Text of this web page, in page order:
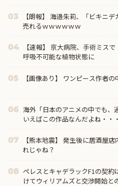
03
【朗報】 海邉朱莉、「ビキニ
売れるｗｗｗｗｗｗ
04
【速報】 京大病院、手術ミス
呼吸不可能な植物状態に
05 【画像あり】 ワンピース作者
06 海外「日本のアニメの中でも、
いえばこの作品なんだよね・・
07
【熊本地震】 発生後に居酒屋
れじゃね？
08 ペレスとキャデラックF1の契約
けてウィリアムズと交渉開始と